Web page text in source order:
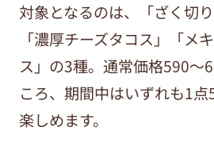
対象となるのは、「ざく切
「濃厚チーズタコス」「メ
ス」の3種。通常価格590～
ころ、期間中はいずれも1
楽しめます。